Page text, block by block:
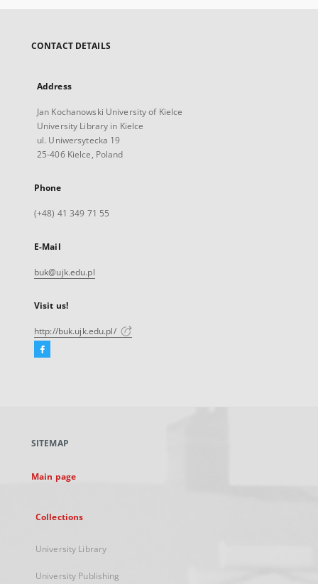
CONTACT DETAILS
Address
Jan Kochanowski University of Kielce
University Library in Kielce
ul. Uniwersytecka 19
25-406 Kielce, Poland
Phone
(+48) 41 349 71 55
E-Mail
buk@ujk.edu.pl
Visit us!
http://buk.ujk.edu.pl/
Facebook
new
SITEMAP
Main page
Collections
University Library
University Publishing